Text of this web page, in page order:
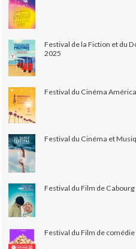
Festival de la Fiction et du
2025
Festival du Cinéma
Festival du Cinéma et
Festival du Film de
Festival du Film de